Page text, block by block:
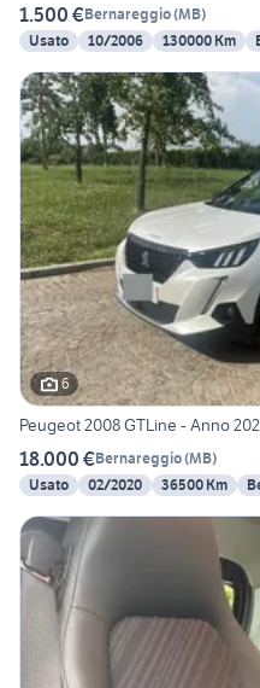
1.500 €Bernareggio(MB)
Usato
10/2006 130000 Km
6
Peugeot 2008 GTLine - Anno
18.000 €Bernareggio(MB)
Usato
02/2020 36500 Km